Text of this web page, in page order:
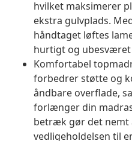
hvilket maksimerer
ekstra gulvplads.
håndtaget løftes
hurtigt og
Komfortabel
forbedrer støtte og
åndbare overflade,
forlænger din
betræk gør det nemt
vedligeholdelsen til